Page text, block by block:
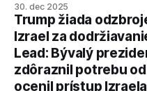
30. dec 2025
Trump žiada
Izrael za
Lead: Bývalý
zdôraznil potrebu
ocenil prístup